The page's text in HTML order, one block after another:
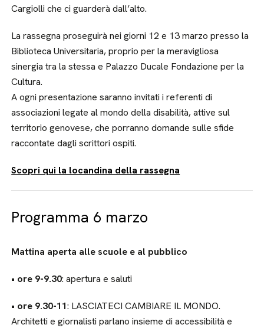
Cargiolli che ci guarderà dall’alto.
La rassegna proseguirà nei giorni 12 e 13 marzo presso la
Biblioteca Universitaria, proprio per la meravigliosa
sinergia tra la stessa e Palazzo Ducale Fondazione per la
Cultura.
A ogni presentazione saranno invitati i referenti di
associazioni legate al mondo della disabilità, attive sul
territorio genovese, che porranno domande sulle sfide
raccontate dagli scrittori ospiti.
Scopri qui la locandina della rassegna
Programma 6 marzo
Mattina aperta alle scuole e al pubblico
• ore 9-9.30: apertura e saluti
• ore 9.30-11: LASCIATECI CAMBIARE IL MONDO.
Architetti e giornalisti parlano insieme di accessibilità e